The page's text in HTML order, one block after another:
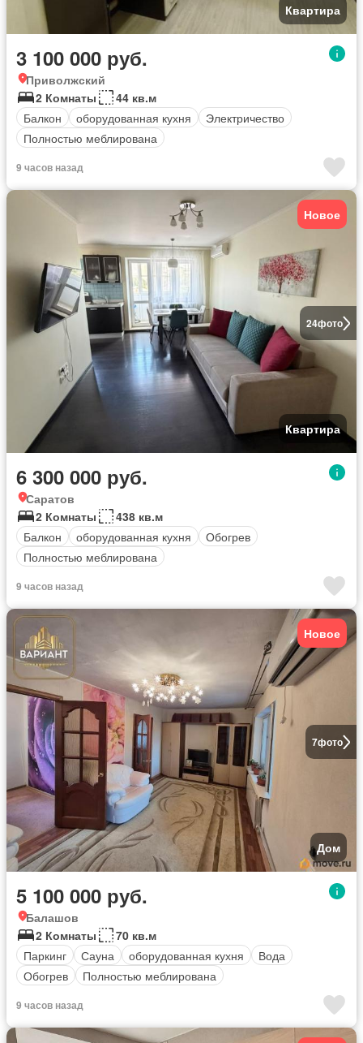
Квартира
3 100 000 руб.
Приволжский
2 Комнаты
44 кв.м
Балкон
оборудованная кухня
Электричество
Полностью меблирована
9 часов назад
24фото
Новое
Квартира
6 300 000 руб.
Саратов
2 Комнаты
438 кв.м
Балкон
оборудованная кухня
Обогрев
Полностью меблирована
9 часов назад
7фото
Новое
Дом
5 100 000 руб.
Балашов
2 Комнаты
70 кв.м
Паркинг
Сауна оборудованная кухня
Вода
Обогрев
Полностью меблирована
9 часов назад